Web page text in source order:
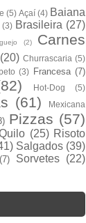
(5) Açaí (4) Baiana
(3) Brasileira (27)
(2)
Carnes
(20) Churrascaria (5)
(3) Francesa (7)
Hot-Dog (5)
(61)
Mexicana
Pizzas (57)
(25) Risoto
Salgados (39)
(7) Sorvetes (22)